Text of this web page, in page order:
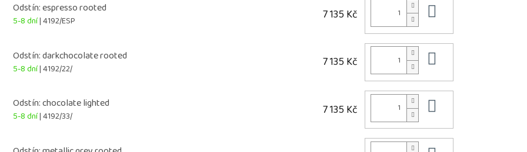
Odstín: espresso rooted
5-8 dní| 4192/ESP 7 135 Kč
Odstín: darkchocolate rooted
5-8 dní| 4192/22/ 7 135 Kč
Odstín: chocolate lighted
5-8 dní| 4192/33/ 7 135 Kč